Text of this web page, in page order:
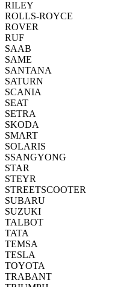
RILEY
ROLLS-ROYCE
ROVER
RUF
SAAB
SAME
SANTANA
SATURN
SCANIA
SEAT
SETRA
SKODA
SMART
SOLARIS
SSANGYONG
STAR
STEYR
STREETSCOOTER
SUBARU
SUZUKI
TALBOT
TATA
TEMSA
TESLA
TOYOTA
TRABANT